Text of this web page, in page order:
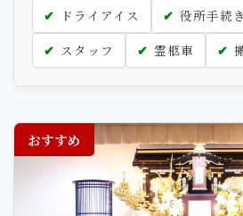
ドライアイス
役所手続き
スタッフ
霊柩車
おすすめ